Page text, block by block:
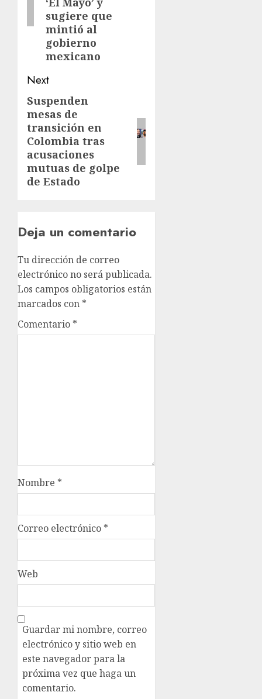
sugiere que
mintió al
gobierno
mexicano
Next
Suspenden
mesas de
transición en
Colombia tras
acusaciones
mutuas de golpe
de Estado
Deja un comentario
Tu dirección de correo
electrónico no será publicada.
Los campos obligatorios están
marcados con *
Comentario *
Nombre *
Correo electrónico *
Web
Guardar mi nombre, correo
electrónico y sitio web en
este navegador para la
próxima vez que haga un
comentario.